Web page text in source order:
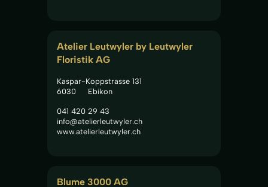
Atelier Leutwyler by Leutwyler
Floristik AG
Kaspar-Koppstrasse 131
6030
Ebikon
041 420 29 43
info@atelierleutwyler.ch
www.atelierleutwyler.ch
Blume 3000 AG